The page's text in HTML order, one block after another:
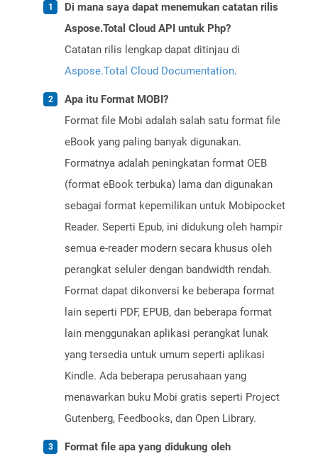
Di mana saya dapat menemukan catatan rilis
Aspose.Total Cloud API untuk Php?
Catatan rilis lengkap dapat ditinjau di
Aspose.Total Cloud Documentation.
Apa itu Format MOBI?
Format file Mobi adalah salah satu format file
eBook yang paling banyak digunakan.
Formatnya adalah peningkatan format OEB
(format eBook terbuka) lama dan digunakan
sebagai format kepemilikan untuk Mobipocket
Reader. Seperti Epub, ini didukung oleh hampir
semua e-reader modern secara khusus oleh
perangkat seluler dengan bandwidth rendah.
Format dapat dikonversi ke beberapa format
lain seperti PDF, EPUB, dan beberapa format
lain menggunakan aplikasi perangkat lunak
yang tersedia untuk umum seperti aplikasi
Kindle. Ada beberapa perusahaan yang
menawarkan buku Mobi gratis seperti Project
Gutenberg, Feedbooks, dan Open Library.
Format file apa yang didukung oleh